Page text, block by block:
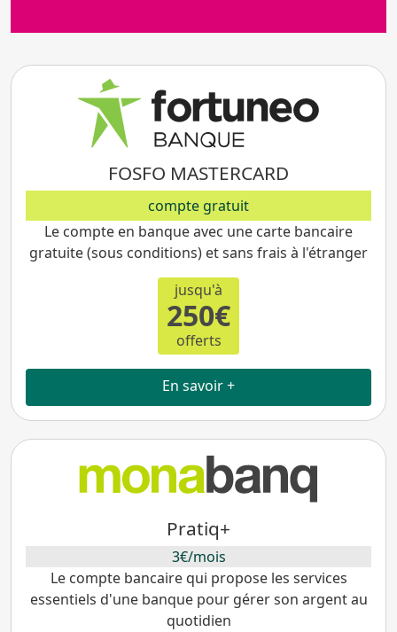
FOSFO MASTERCARD
compte gratuit
Le compte en banque avec une carte bancaire
gratuite (sous conditions) et sans frais à l'étranger
jusqu'à
250€
offerts
En savoir +
Pratiq+
3€/mois
Le compte bancaire qui propose les services
essentiels d'une banque pour gérer son argent au
quotidien